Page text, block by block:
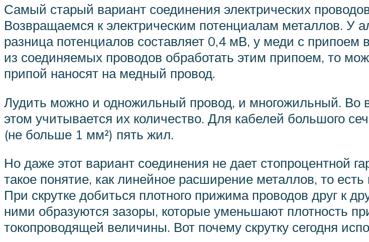
Самый старый вариант соединения электрических
Возвращаемся к электрическим потенциалам металлов.
разница потенциалов составляет 0,4 мВ, у меди с
из соединяемых проводов обработать этим припоем, то
припой наносят на медный провод.
Лудить можно и одножильный провод, и многожильный. Во
этом учитывается их количество. Для кабелей большого
(не больше 1 мм²) пять жил.
Но даже этот вариант соединения не дает стопроцентной
такое понятие, как линейное расширение металлов, то
При скрутке добиться плотного прижима проводов друг к
ними образуются зазоры, которые уменьшают плотность
токопроводящей величины. Вот почему скрутку сегодня